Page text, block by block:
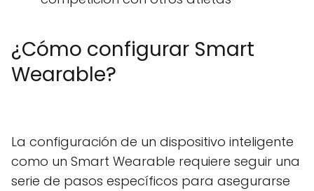
¿Cómo configurar Smart
Wearable?
La configuración de un dispositivo inteligente
como un Smart Wearable requiere seguir una
serie de pasos específicos para asegurarse